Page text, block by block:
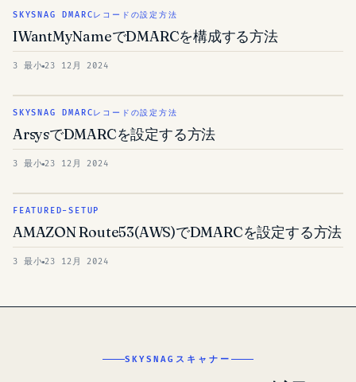
SKYSNAG DMARCレコードの設定方法
IWantMyNameでDMARCを構成する方法
3 最小 23 12月 2024
SKYSNAG DMARCレコードの設定方法
ArsysでDMARCを設定する方法
3 最小 23 12月 2024
FEATURED-SETUP
AMAZON Route53(AWS)でDMARCを設定する方法
3 最小 23 12月 2024
SKYSNAGスキャナー